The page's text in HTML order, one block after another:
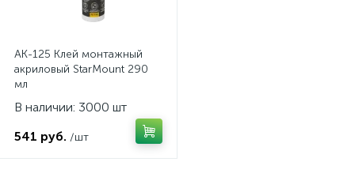
AK-125 Клей монтажный
акриловый StarMount 290
мл
В наличии: 3000 шт
541 руб. /шт